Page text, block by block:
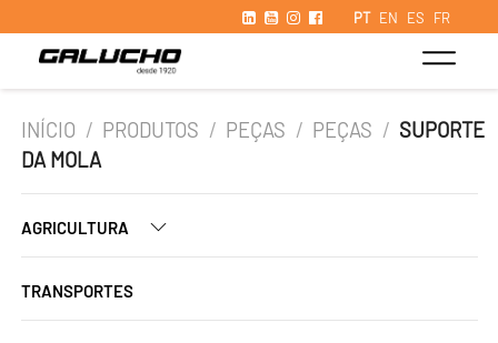
PT EN ES FR
INÍCIO / PRODUTOS / PEÇAS / PEÇAS / SUPORTE
DA MOLA
AGRICULTURA
TRANSPORTES